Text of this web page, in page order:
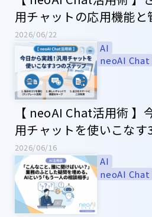
用チャットの応用機能と
2026/06/22
AI
neoAI Chat
【 neoAI Chat活用術 】
用チャットを使いこな
2026/06/16
AI
neoAI Chat